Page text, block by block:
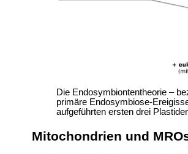
Die Endosymbiontentheorie –
primäre Endosymbiose-
auf­geführten ersten drei
Mitochondrien und